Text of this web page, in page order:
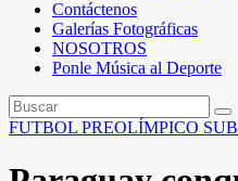
Contáctenos
Galerías Fotográficas
NOSOTROS
Ponle Música al Deporte
FUTBOL PREOLÍMPICO